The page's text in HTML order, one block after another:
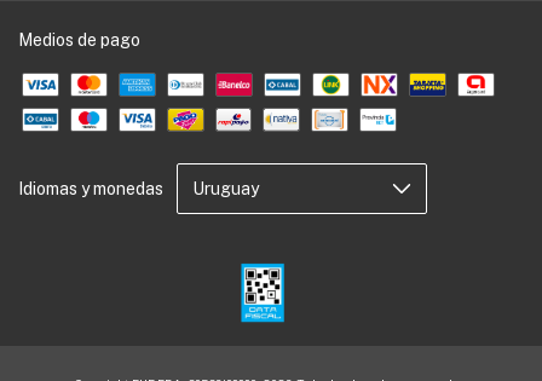
Medios de pago
Idiomas y monedas